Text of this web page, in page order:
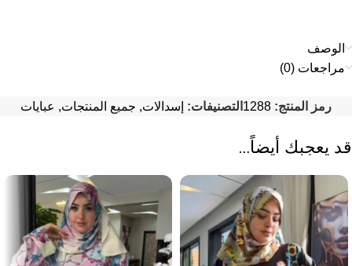
الوصف
مراجعات (0)
رمز المنتج: 1288 التصنيفات: إسدالات, جميع المنتجات, عبايات
قد يعجبك أيضاً…